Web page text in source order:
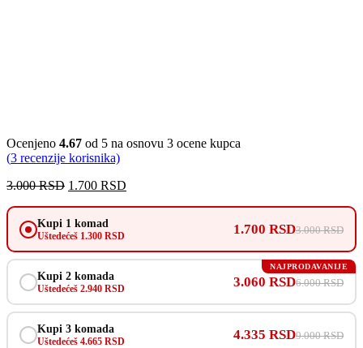
Ocenjeno 4.67 od 5 na osnovu 3 ocene kupca
(3 recenzije korisnika)
3.000RSD 1.700 RSD
Kupi 1 komad
Uštedećeš 1.300 RSD 1.700 RSD3.000 RSD
Kupi 2 komada
Uštedećeš 2.940 RSD 3.060 RSD6.000 RSD
NAJPRODAVANIJE
Kupi 3 komada
Uštedećeš 4.665 RSD 4.335 RSD9.000 RSD